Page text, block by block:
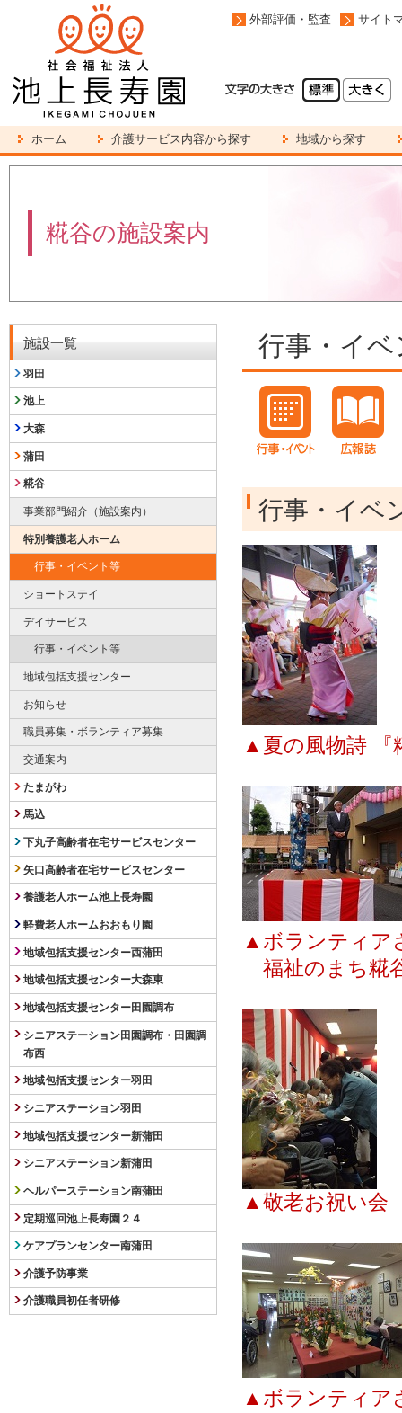
外部評価・監査 サイト
ホーム 介護サービス内容から探す 地域から探す
糀谷の施設案内
行事・イ
行事・イベ
▲夏の風物詩 『
▲ボランティア
福祉のまち糀
▲ 敬老お祝い会
▲ボランティア
施設一覧
羽田
池上
大森
蒲田
糀谷
事業部門紹介（施設案内）
特別養護老人ホーム
行事・イベント等
ショートステイ
デイサービス
行事・イベント等
地域包括支援センター
お知らせ
職員募集・ボランティア募集
交通案内
たまがわ
馬込
下丸子高齢者在宅サービスセンター
矢口高齢者在宅サービスセンター
養護老人ホーム池上長寿園
軽費老人ホームおおもり園
地域包括支援センター西蒲田
地域包括支援センター大森東
地域包括支援センター田園調布
シニアステーション田園調布・田園調
布西
地域包括支援センター羽田
シニアステーション羽田
地域包括支援センター新蒲田
シニアステーション新蒲田
ヘルパーステーション南蒲田
定期巡回池上長寿園２４
ケアプランセンター南蒲田
介護予防事業
介護職員初任者研修